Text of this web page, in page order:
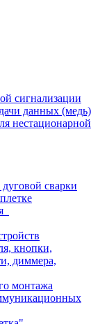
сигнализации
данных (медь)
нестационарной
сварки
кнопки,
диммера,
монтажа